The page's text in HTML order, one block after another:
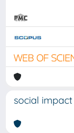
social impact